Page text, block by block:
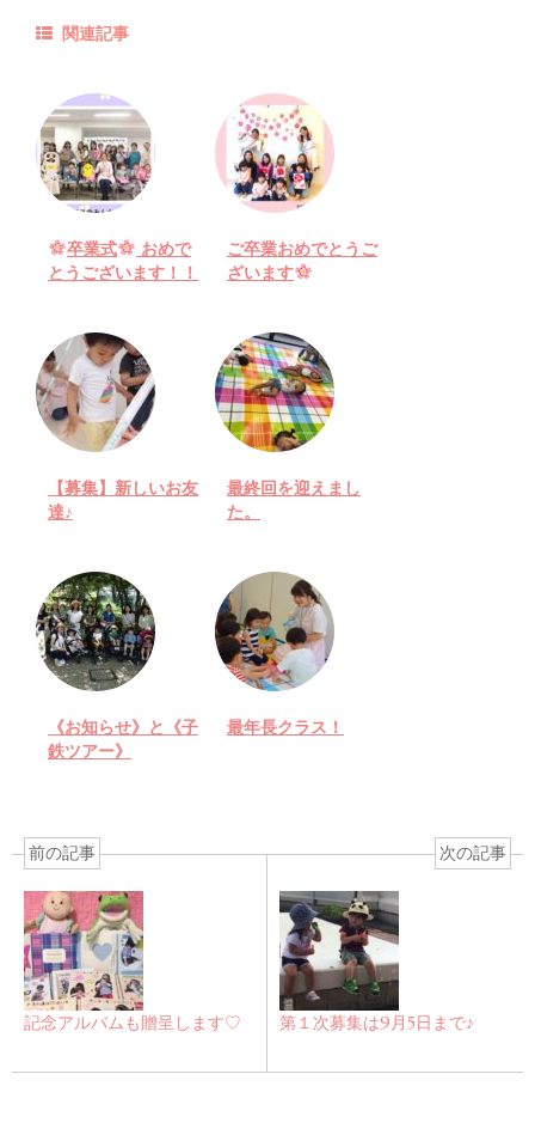
関連記事
卒業式
おめで
とうございます！！
ご卒業おめでとうご
ざいます
【募集】新しいお友
達♪
最終回を迎えまし
た。
《お知らせ》と《子
鉄ツアー》
最年長クラス！
前の記事
記念アルバムも贈呈します♡
次の記事
第１次募集は9月5日まで♪